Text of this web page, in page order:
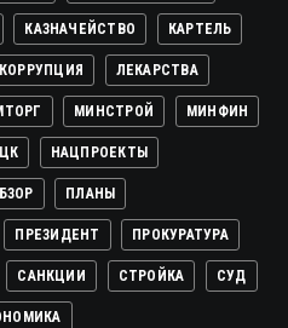
КАЗНАЧЕЙСТВО КАРТЕЛЬ
КОРРУПЦИЯ ЛЕКАРСТВА
МИНСТРОЙ МИНФИН
НАЦПРОЕКТЫ
ПЛАНЫ
ПРЕЗИДЕНТ ПРОКУРАТУРА
САНКЦИИ СТРОЙКА СУД